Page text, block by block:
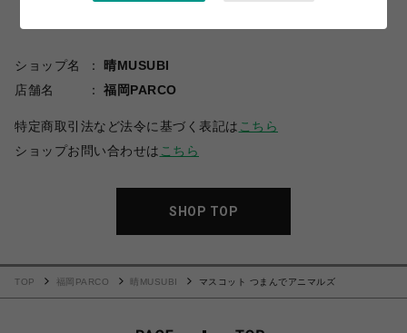
ショップ名
晴MUSUBI
店舗名
福岡PARCO
特定商取引法など法令に基づく表記は こちら
ショップお問い合わせは こちら
SHOP TOP
TOP 福岡PARCO 晴MUSUBI マスコット つまんでアニマルズ